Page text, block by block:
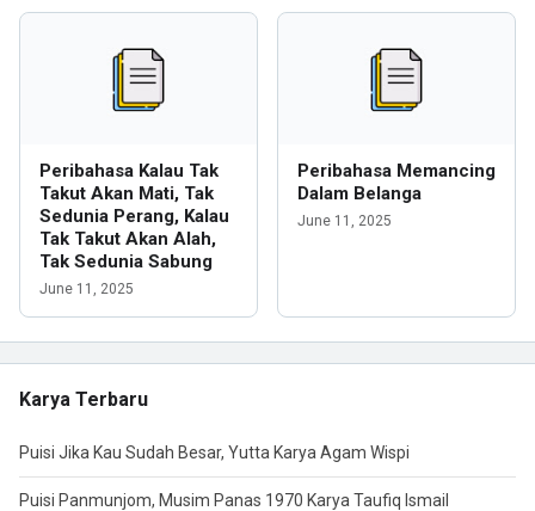
Peribahasa Kalau Tak
Takut Akan Mati, Tak
Sedunia Perang, Kalau
Tak Takut Akan Alah,
Tak Sedunia Sabung
June 11, 2025
Peribahasa Memancing
Dalam Belanga
June 11, 2025
Karya Terbaru
Puisi Jika Kau Sudah Besar, Yutta Karya Agam Wispi
Puisi Panmunjom, Musim Panas 1970 Karya Taufiq Ismail